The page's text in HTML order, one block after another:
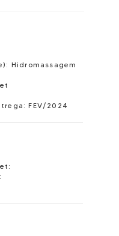
Hidromassagem
FEV/2024